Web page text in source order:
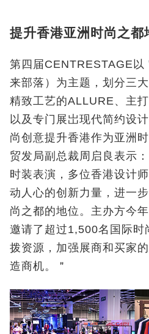
提升香港亚洲时尚之都
第四届CENTRESTAGE
来部落）为主题，划分三
精致工艺的ALLURE、主
以及专门展岀现代简约设
尚创意提升香港作为亚洲
贸发局副总裁周启良表示
时装表演，多位香港设计
动人心的创新力量，进一
尚之都的地位。主办方今
邀请了超过1,500名国际时
拨资源，加强展商和买家
造商机。＂